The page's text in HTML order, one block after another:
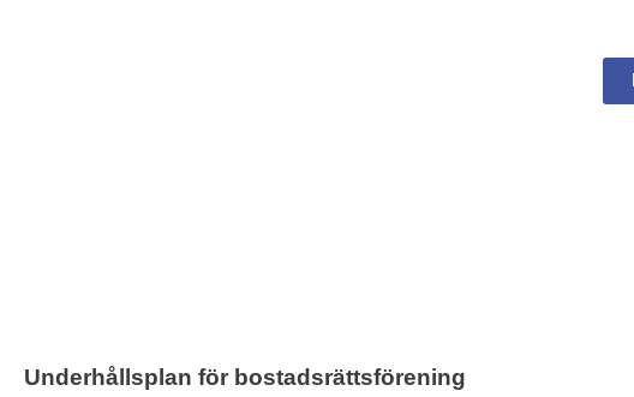
Underhållsplan för bostadsrättsförening